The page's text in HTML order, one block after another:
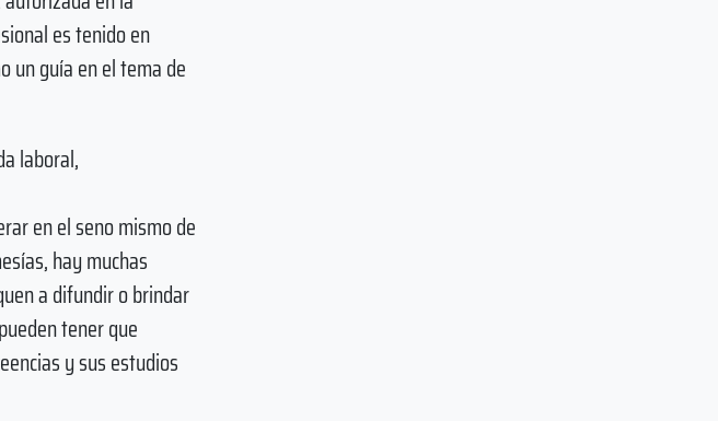
es tenido en
un guía en el tema de
laboral,
en el seno mismo de
hay muchas
a difundir o brindar
tener que
y sus estudios